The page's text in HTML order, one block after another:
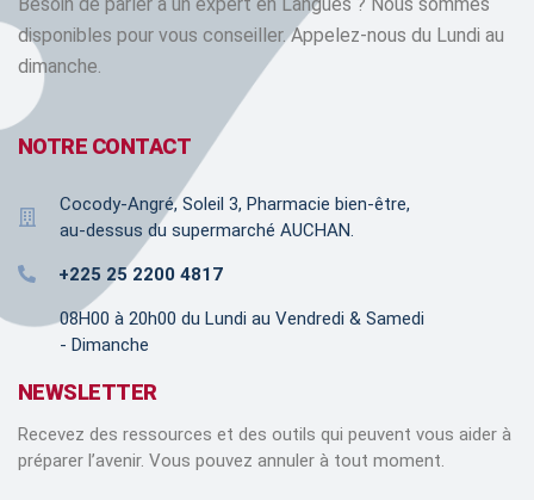
disponibles pour vous conseiller. Appelez-nous du Lundi au
dimanche.
NOTRE CONTACT
Cocody-Angré, Soleil 3, Pharmacie bien-être,
au-dessus du supermarché AUCHAN.
+225 25 2200 4817
08H00 à 20h00 du Lundi au Vendredi & Samedi
- Dimanche
NEWSLETTER
Recevez des ressources et des outils qui peuvent vous aider à
préparer l’avenir. Vous pouvez annuler à tout moment.